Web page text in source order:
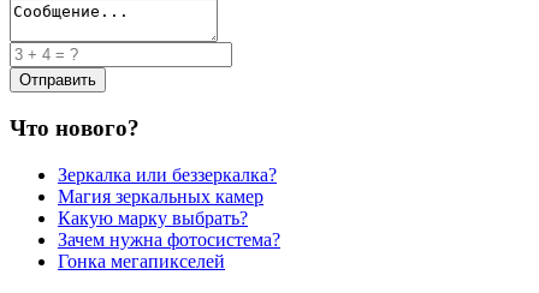
Что нового?
Зеркалка или беззеркалка?
Магия зеркальных камер
Какую марку выбрать?
Зачем нужна фотосистема?
Гонка мегапикселей